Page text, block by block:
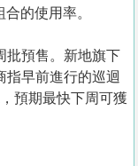
的使用率。
批預售。新地旗下
指早前進行的巡迴
預期最快下周可獲